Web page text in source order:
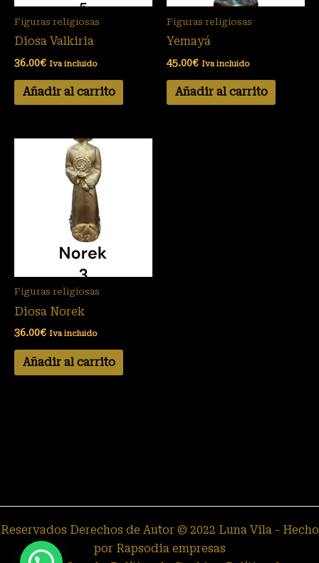
Figuras religiosas
Diosa Valkiria
36.00€ Iva incluido
Añadir al carrito
Figuras religiosas
Yemayá
45.00€ Iva incluido
Añadir al carrito
Figuras religiosas
Diosa Norek
36.00€ Iva incluido
Añadir al carrito
Reservados Derechos de Autor © 2022 Luna Vila - Hecho
por Rapsodia empresas